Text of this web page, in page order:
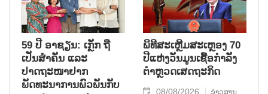
59 ປີ ອາຊຽນ: ເກຼັກ ຖື
ເປັນສຳຄັນ ແລະ
ປາດຖະໜາຢາກ
ພັດທະນາການພົວພັນກັບ
ພິທີສະເຫຼີມສະເຫຼອງ 70
ປີແຫ່ງວັນມູນເຊື້ອກຳລັງ
ຕຳຫຼວດເສດຖະກິດ
08/08/2026 ຂ່າວສານ